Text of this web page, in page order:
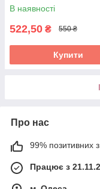
В наявності
522,50 ₴ 550 ₴
Купити
Про нас
99% позитивних з
Працює з